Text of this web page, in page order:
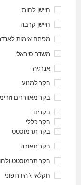
חיישן לחות
חיישן קרבה
מפתח אימות
משדר סיראלי
אנרגיה
בקר למנוע
בקר מאווררים
בקרים
בקר כללי
בקר תרמוסטט
בקר תאורה
בקר תרמוסטט
חקלאי \ הידרופוני